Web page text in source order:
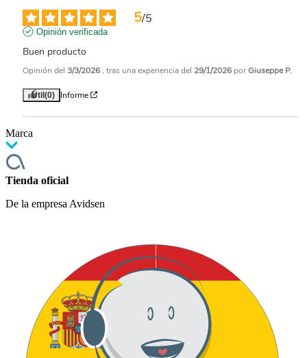
5/5
Opinión verificada
Buen producto
Opinión del 3/3/2026 , tras una experiencia del 29/1/2026 porGiuseppe P.
Útil(0) Informe
Marca
Tienda oficial
De la empresa Avidsen